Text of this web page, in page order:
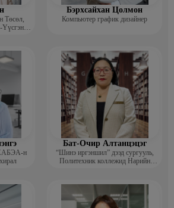
Төсөл,
Үүсгэн
Бэрхсайхан Цолмон
Компьютер график дизайнер
ХАБЭА-н
Бат-Очир Алтанцэцэг
“Шинэ иргэншил” дээд сургууль,
Политехник коллежид Нарийн
багш